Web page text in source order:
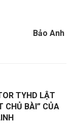
Bảo Anh
TYHD LẬT
CHỦ BÀI” CỦA